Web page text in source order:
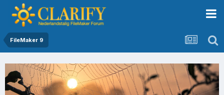
FileMaker 9